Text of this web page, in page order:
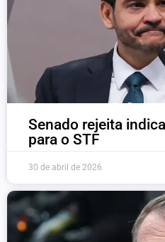
Senado rejeita
para o STF
30 de abril de 2026